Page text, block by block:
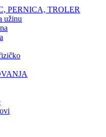
PERNICA, TROLER
užinu